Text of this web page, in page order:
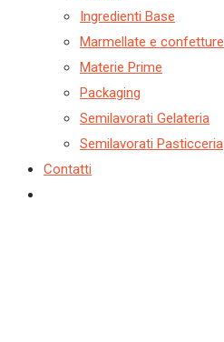
Ingredienti Base
Marmellate e confetture
Materie Prime
Packaging
Semilavorati Gelateria
Semilavorati Pasticceria
Contatti